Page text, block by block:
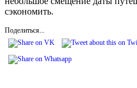
сэкономить.
Поделиться...